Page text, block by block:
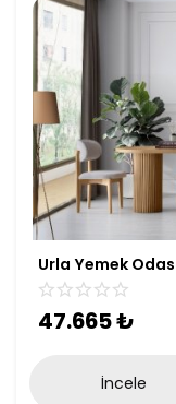
Urla Yemek
47.665₺
İncele